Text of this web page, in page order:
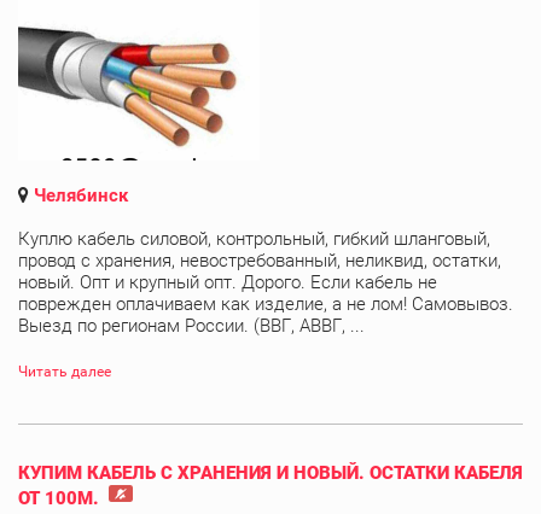
Челябинск
Куплю кабель силовой, контрольный, гибкий шланговый,
провод с хранения, невостребованный, неликвид, остатки,
новый. Опт и крупный опт. Дорого. Если кабель не
поврежден оплачиваем как изделие, а не лом! Самовывоз.
Выезд по регионам России. (ВВГ, АВВГ, ...
Читать далее
КУПИМ КАБЕЛЬ С ХРАНЕНИЯ И НОВЫЙ. ОСТАТКИ КАБЕЛЯ
ОТ 100М.